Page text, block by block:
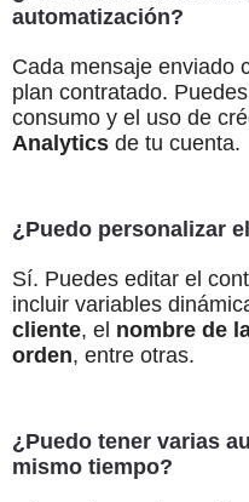
automatización?
Cada mensaje enviado
plan contratado.
consumo y el uso de
Analytics de tu cuenta.
¿Puedo personalizar
Sí. Puedes editar el
incluir variables
cliente, el nombre de
orden, entre otras.
¿Puedo tener varias
mismo tiempo?